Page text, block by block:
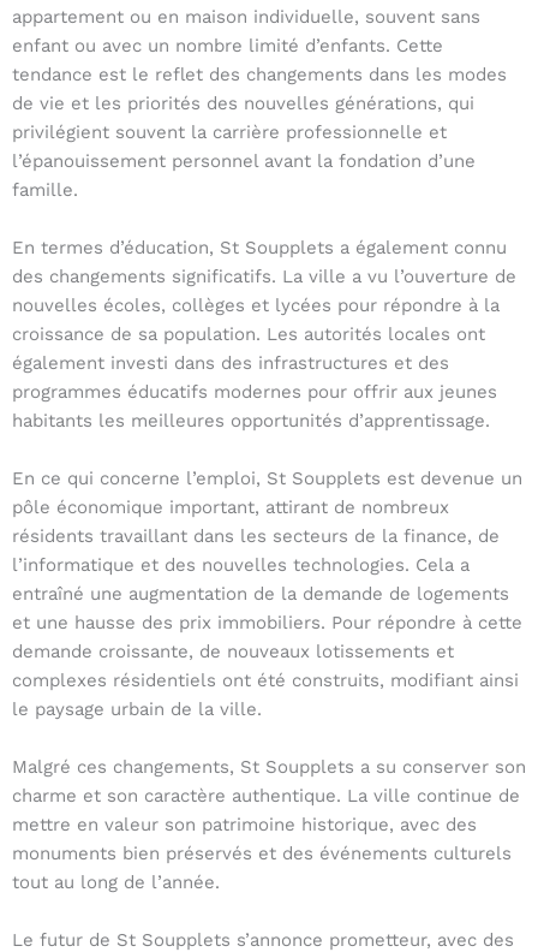
appartement ou en maison individuelle, souvent sans
enfant ou avec un nombre limité d’enfants. Cette
tendance est le reflet des changements dans les modes
de vie et les priorités des nouvelles générations, qui
privilégient souvent la carrière professionnelle et
l’épanouissement personnel avant la fondation d’une
famille.
En termes d’éducation, St Soupplets a également connu
des changements significatifs. La ville a vu l’ouverture de
nouvelles écoles, collèges et lycées pour répondre à la
croissance de sa population. Les autorités locales ont
également investi dans des infrastructures et des
programmes éducatifs modernes pour offrir aux jeunes
habitants les meilleures opportunités d’apprentissage.
En ce qui concerne l’emploi, St Soupplets est devenue un
pôle économique important, attirant de nombreux
résidents travaillant dans les secteurs de la finance, de
l’informatique et des nouvelles technologies. Cela a
entraîné une augmentation de la demande de logements
et une hausse des prix immobiliers. Pour répondre à cette
demande croissante, de nouveaux lotissements et
complexes résidentiels ont été construits, modifiant ainsi
le paysage urbain de la ville.
Malgré ces changements, St Soupplets a su conserver son
charme et son caractère authentique. La ville continue de
mettre en valeur son patrimoine historique, avec des
monuments bien préservés et des événements culturels
tout au long de l’année.
Le futur de St Soupplets s’annonce prometteur, avec des